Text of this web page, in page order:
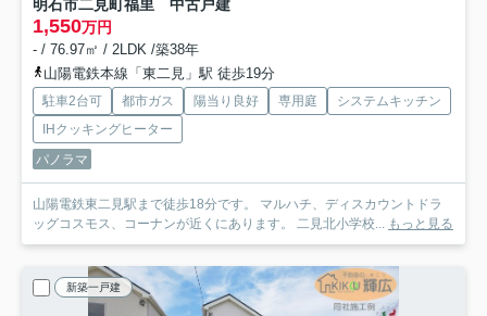
明石市二見町福里 中古戸建
1,550万円
- / 76.97㎡ / 2LDK /築38年
山陽電鉄本線「東二見」駅 徒歩19分
駐車2台可 都市ガス 陽当り良好 専用庭
システムキッチン
IHクッキングヒーター
パノラマ
山陽電鉄東二見駅まで徒歩18分です。 マルハチ、ディスカウントドラ
ッグコスモス、コーナンが近くにあります。 二見北小学校... もっと見る
新築一戸建